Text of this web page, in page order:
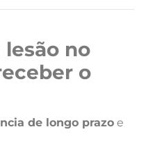
no
o
de longo prazo e